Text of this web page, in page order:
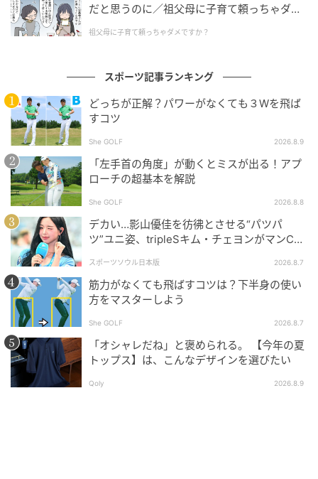
だと思うのに／祖父母に子育て頼っちゃダメ
んが】
祖父母に子育て頼っちゃダメですか？
スポーツ記事ランキング
どっちが正解？パワーがなくても３Wを飛ば
すコツ
She GOLF 2026.8.9
「左手首の角度」が動くとミスが出る！アプ
ローチの超基本を解説
She GOLF 2026.8.8
デカい…影山優佳を彷彿とさせる“パツパ
ツ”ユニ姿、tripleSキム・チェヨンがマンC対
スポーツソウル日本版 2026.8.7
筋力がなくても飛ばすコツは？下半身の使い
方をマスターしよう
She GOLF 2026.8.7
「オシャレだね」と褒められる。 【今年の夏
トップス】は、こんなデザインを選びたい
Qoly 2026.8.9